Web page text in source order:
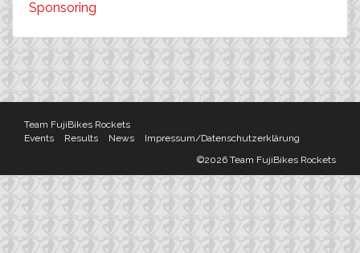
Sponsoring
Team FujiBikes Rockets
Events
Results News
Impressum/Datenschutzerklärung
©2026 Team FujiBikes Rockets